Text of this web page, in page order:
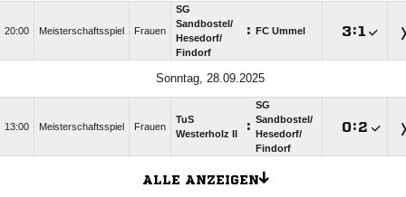
20:00 Meisterschaftsspiel Frauen
SG
Sandbostel/​
Hesedorf/​
Findorf
: FC Ummel :
Sonntag, 28.09.2025
13:00 Meisterschaftsspiel Frauen
TuS
Westerholz II
:
SG
Sandbostel/​
Hesedorf/​
Findorf
:
ALLE ANZEIGEN